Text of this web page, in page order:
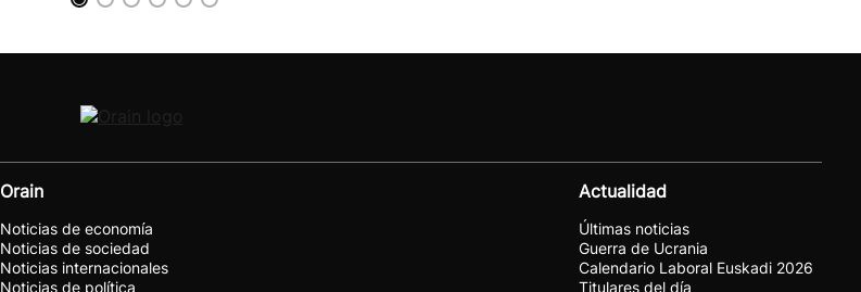
Orain
Noticias de economía
Noticias de sociedad
Noticias internacionales
Noticias de política
Actualidad
Últimas noticias
Guerra de Ucrania
Calendario Laboral Euskadi 2026
Titulares del día